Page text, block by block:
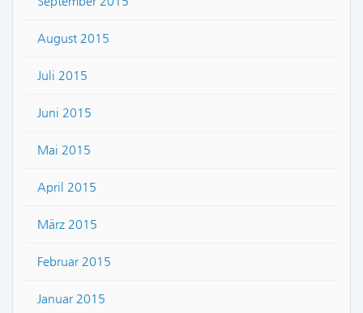
August 2015
Juli 2015
Juni 2015
Mai 2015
April 2015
März 2015
Februar 2015
Januar 2015